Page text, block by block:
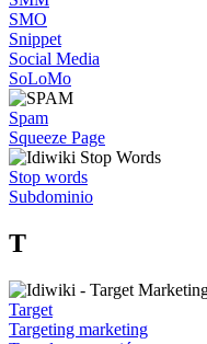
SMO
Snippet
Social Media
SoLoMo
Spam
Squeeze Page
Stop words
Subdominio
T
Target
Targeting marketing